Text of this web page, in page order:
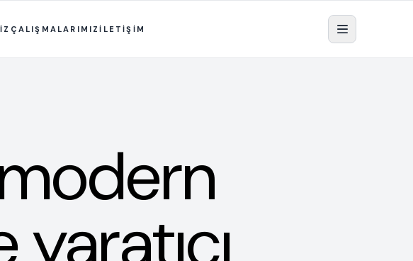
ÇALIŞMALARIMIZİLETİŞİM